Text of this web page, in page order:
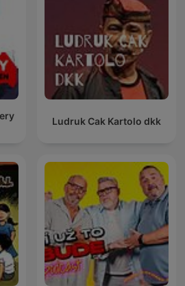
Ludruk Cak Kartolo dkk